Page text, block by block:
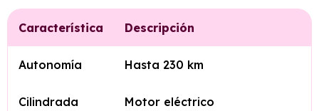
Característica Descripción
Autonomía Hasta 230 km
Cilindrada Motor eléctrico